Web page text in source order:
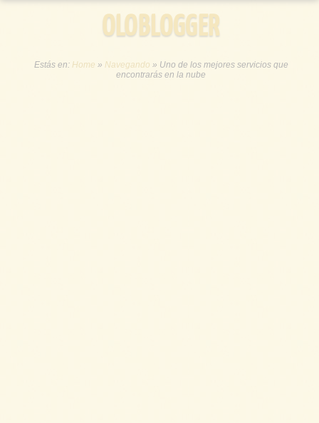
OLOBLOGGER
Estás en: Home » Navegando » Uno de los mejores servicios que
encontrarás en la nube